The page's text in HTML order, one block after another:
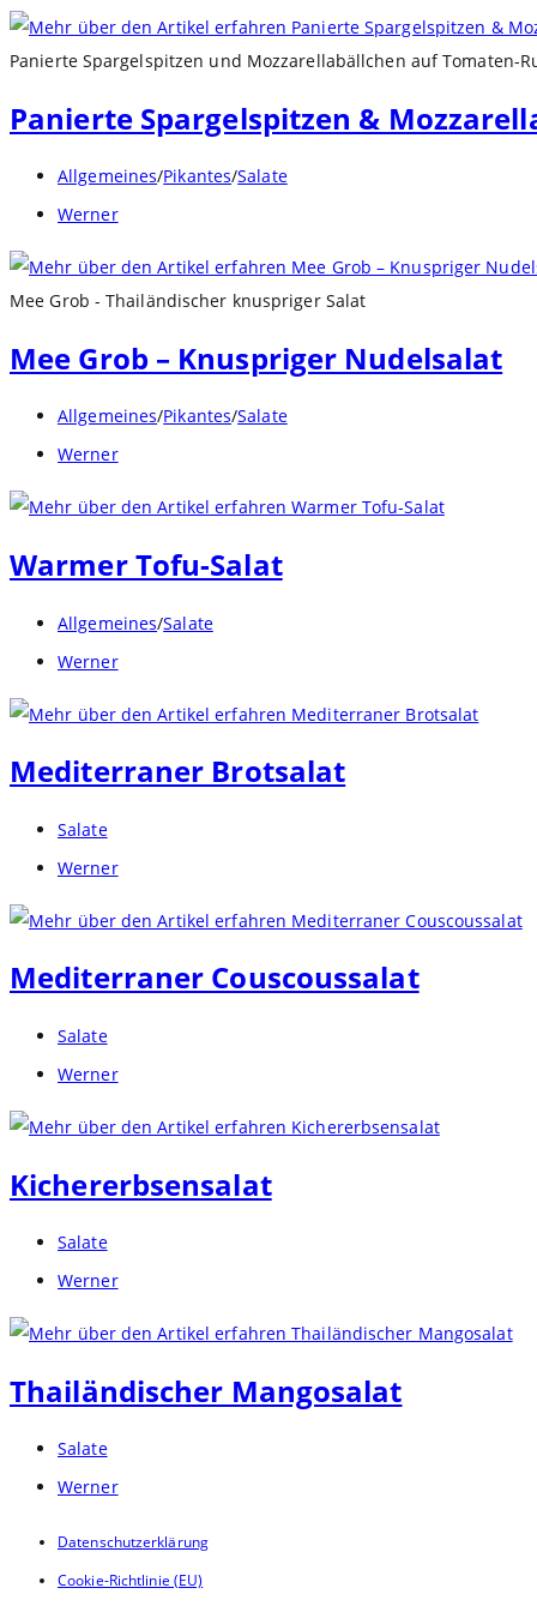
Panierte Spargelspitzen und Mozzarellabällchen auf Tomaten-
Panierte Spargelspitzen &
Beitrags-
Kategorie:
Allgemeines/Pikantes/Salate
Beitrags-
Werner
Mee Grob - Thailändischer knuspriger Salat
Mee Grob – Knuspriger Nudelsalat
Beitrags-
Kategorie:
Allgemeines/Pikantes/Salate
Beitrags-
Werner
Warmer Tofu-Salat
Beitrags-
Kategorie:
Allgemeines/Salate
Beitrags-
Werner
Mediterraner Brotsalat
Beitrags-
Kategorie:
Salate
Beitrags-
Werner
Mediterraner Couscoussalat
Beitrags-
Kategorie:
Salate
Beitrags-
Werner
Kichererbsensalat
Beitrags-
Kategorie:
Salate
Beitrags-
Werner
Thailändischer Mangosalat
Beitrags-
Kategorie:
Salate
Beitrags-
Werner
Datenschutzerklärung
Cookie-Richtlinie (EU)